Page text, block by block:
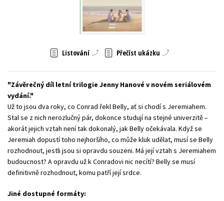
Zahraniční literatura
Listování Přečíst ukázku
Závěrečný díl letní trilogie Jenny Hanové v novém seriálovém
vydání.
Už to jsou dva roky, co Conrad řekl Belly, ať si chodí s Jeremiahem.
Stal se z nich nerozlučný pár, dokonce studují na stejné univerzitě –
akorát jejich vztah není tak dokonalý, jak Belly očekávala. Když se
Jeremiah dopustí toho nejhoršího, co může kluk udělat, musí se Belly
rozhodnout, jestli jsou si opravdu souzeni. Má její vztah s Jeremiahem
budoucnost? A opravdu už k Conradovi nic necítí? Belly se musí
definitivně rozhodnout, komu patří její srdce.
Jiné dostupné formáty: